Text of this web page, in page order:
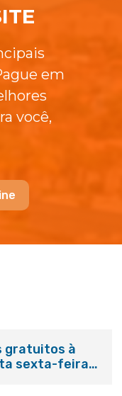
em
você,
gratuitos à
sexta-feira